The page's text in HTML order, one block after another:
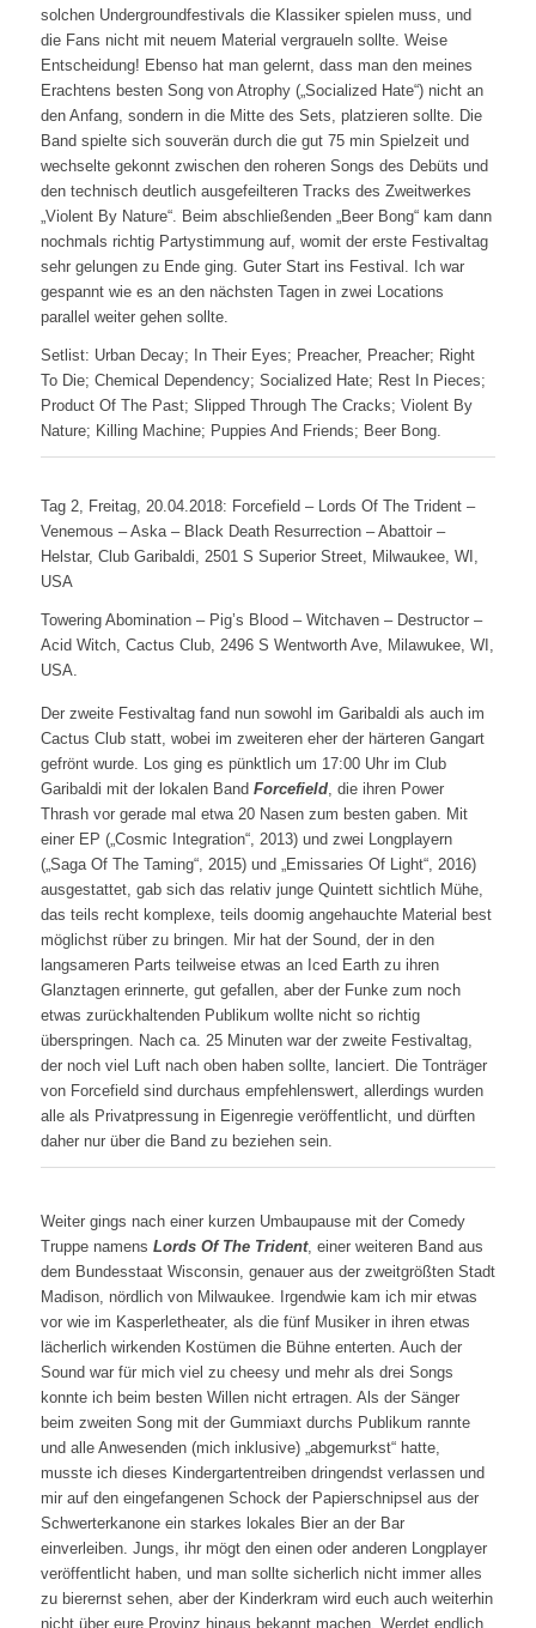
solchen Undergroundfestivals die Klassiker spielen muss, und
die Fans nicht mit neuem Material vergraueln sollte. Weise
Entscheidung! Ebenso hat man gelernt, dass man den meines
Erachtens besten Song von Atrophy („Socialized Hate“) nicht an
den Anfang, sondern in die Mitte des Sets, platzieren sollte. Die
Band spielte sich souverän durch die gut 75 min Spielzeit und
wechselte gekonnt zwischen den roheren Songs des Debüts und
den technisch deutlich ausgefeilteren Tracks des Zweitwerkes
„Violent By Nature“. Beim abschließenden „Beer Bong“ kam dann
nochmals richtig Partystimmung auf, womit der erste Festivaltag
sehr gelungen zu Ende ging. Guter Start ins Festival. Ich war
gespannt wie es an den nächsten Tagen in zwei Locations
parallel weiter gehen sollte.
Setlist: Urban Decay; In Their Eyes; Preacher, Preacher; Right
To Die; Chemical Dependency; Socialized Hate; Rest In Pieces;
Product Of The Past; Slipped Through The Cracks; Violent By
Nature; Killing Machine; Puppies And Friends; Beer Bong.
Tag 2, Freitag, 20.04.2018: Forcefield – Lords Of The Trident –
Venemous – Aska – Black Death Resurrection – Abattoir –
Helstar, Club Garibaldi, 2501 S Superior Street, Milwaukee, WI,
USA
Towering Abomination – Pig’s Blood – Witchaven – Destructor –
Acid Witch, Cactus Club, 2496 S Wentworth Ave, Milawukee, WI,
USA.
Der zweite Festivaltag fand nun sowohl im Garibaldi als auch im
Cactus Club statt, wobei im zweiteren eher der härteren Gangart
gefrönt wurde. Los ging es pünktlich um 17:00 Uhr im Club
Garibaldi mit der lokalen Band Forcefield, die ihren Power
Thrash vor gerade mal etwa 20 Nasen zum besten gaben. Mit
einer EP („Cosmic Integration“, 2013) und zwei Longplayern
(„Saga Of The Taming“, 2015) und „Emissaries Of Light“, 2016)
ausgestattet, gab sich das relativ junge Quintett sichtlich Mühe,
das teils recht komplexe, teils doomig angehauchte Material best
möglichst rüber zu bringen. Mir hat der Sound, der in den
langsameren Parts teilweise etwas an Iced Earth zu ihren
Glanztagen erinnerte, gut gefallen, aber der Funke zum noch
etwas zurückhaltenden Publikum wollte nicht so richtig
überspringen. Nach ca. 25 Minuten war der zweite Festivaltag,
der noch viel Luft nach oben haben sollte, lanciert. Die Tonträger
von Forcefield sind durchaus empfehlenswert, allerdings wurden
alle als Privatpressung in Eigenregie veröffentlicht, und dürften
daher nur über die Band zu beziehen sein.
Weiter gings nach einer kurzen Umbaupause mit der Comedy
Truppe namens Lords Of The Trident, einer weiteren Band aus
dem Bundesstaat Wisconsin, genauer aus der zweitgrößten Stadt
Madison, nördlich von Milwaukee. Irgendwie kam ich mir etwas
vor wie im Kasperletheater, als die fünf Musiker in ihren etwas
lächerlich wirkenden Kostümen die Bühne enterten. Auch der
Sound war für mich viel zu cheesy und mehr als drei Songs
konnte ich beim besten Willen nicht ertragen. Als der Sänger
beim zweiten Song mit der Gummiaxt durchs Publikum rannte
und alle Anwesenden (mich inklusive) „abgemurkst“ hatte,
musste ich dieses Kindergartentreiben dringendst verlassen und
mir auf den eingefangenen Schock der Papierschnipsel aus der
Schwerterkanone ein starkes lokales Bier an der Bar
einverleiben. Jungs, ihr mögt den einen oder anderen Longplayer
veröffentlicht haben, und man sollte sicherlich nicht immer alles
zu bierernst sehen, aber der Kinderkram wird euch auch weiterhin
nicht über eure Provinz hinaus bekannt machen. Werdet endlich